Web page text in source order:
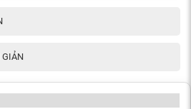
GIẢN